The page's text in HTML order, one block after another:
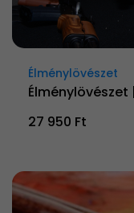
Élménylövészet
27 950 Ft